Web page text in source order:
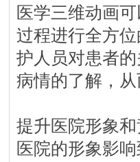
医学三维动画
过程进行全方
护人员对患者
病情的了解，
提升医院形象
医院的形象影